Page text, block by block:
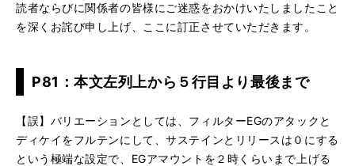
読者ならびに関係者の皆様にご迷惑をおかけいたしましたこと
を深くお詫び申し上げ、ここに訂正させていただきます。
P81：本文左列上から５行目より最後まで
【誤】バリエーションとしては、フィルターEGのアタックと
ディケイをフルテンにして、サステインとリリースは０にする
という極端な設定で、EGアマウントを２時くらいまで上げる